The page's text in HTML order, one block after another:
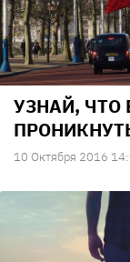
УЗНАЙ,
10 Октября 2016